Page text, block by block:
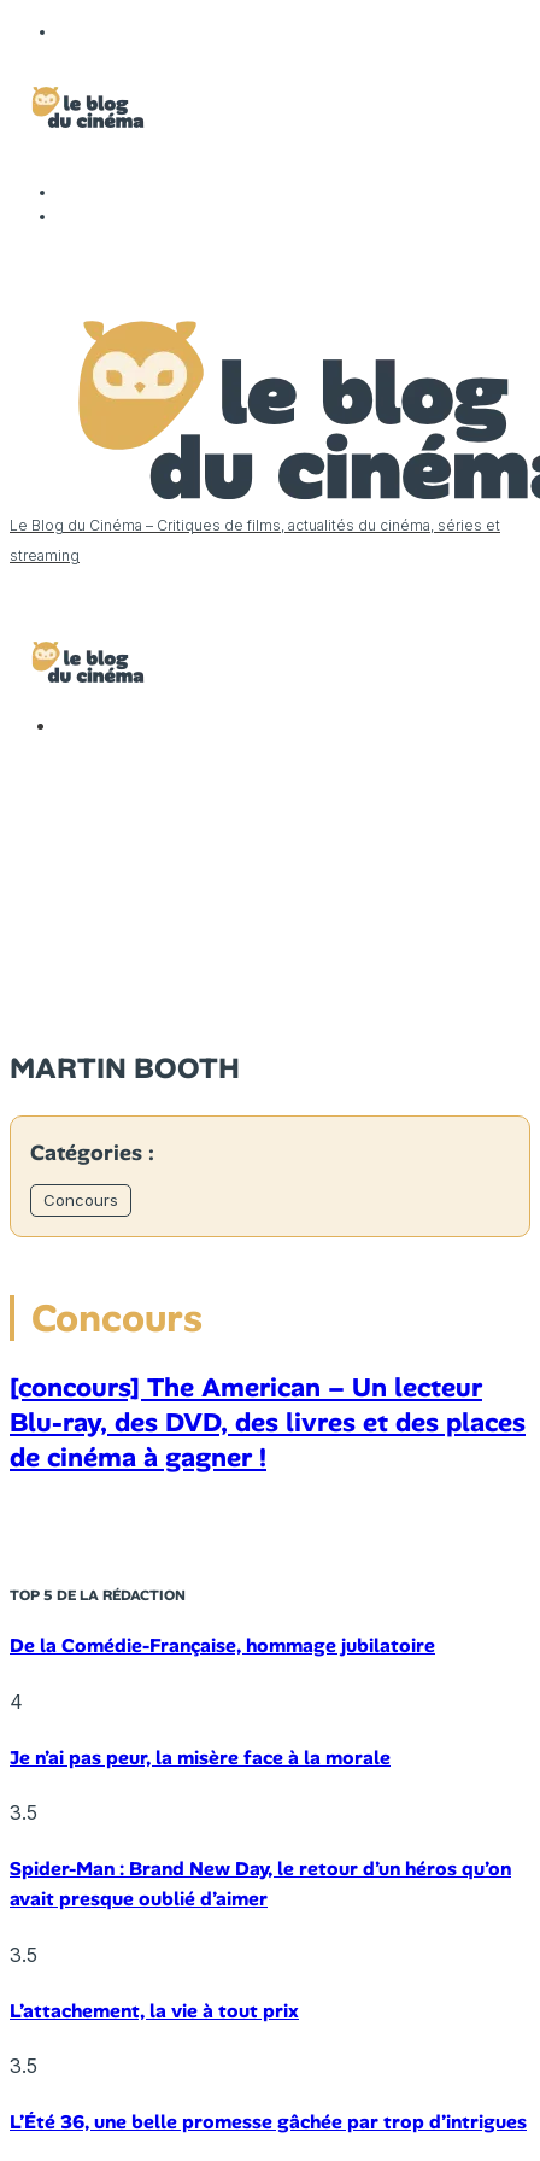
Le Blog du Cinéma – Critiques de films, actualités du cinéma, séries et
streaming
MARTIN BOOTH
Catégories :
Concours
Concours
[concours] The American – Un lecteur
Blu-ray, des DVD, des livres et des places
de cinéma à gagner !
TOP 5 DE LA RÉDACTION
De la Comédie-Française, hommage jubilatoire
4
Je n’ai pas peur, la misère face à la morale
3.5
Spider-Man : Brand New Day, le retour d’un héros qu’on
avait presque oublié d’aimer
3.5
L’attachement, la vie à tout prix
3.5
L’Été 36, une belle promesse gâchée par trop d’intrigues